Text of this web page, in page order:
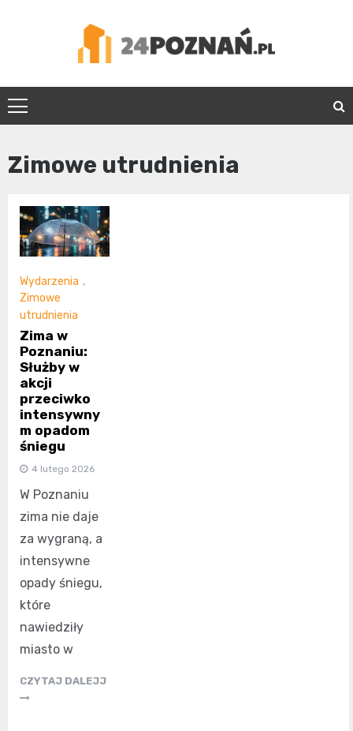
24Poznań.pl
Zimowe utrudnienia
Wydarzenia ,
Zimowe
utrudnienia
Zima w
Poznaniu:
Służby w
akcji
przeciwko
intensywny
m opadom
śniegu
4 lutego 2026
W Poznaniu
zima nie daje
za wygraną, a
intensywne
opady śniegu,
które
nawiedziły
miasto w
CZYTAJ DALEJJ